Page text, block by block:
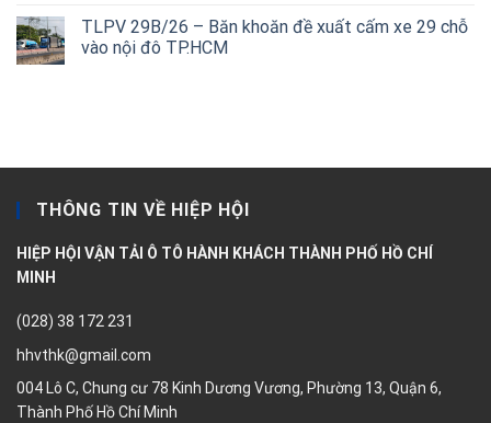
TLPV 29B/26 – Băn khoăn đề xuất cấm xe 29 chỗ
vào nội đô TP.HCM
THÔNG TIN VỀ HIỆP HỘI
HIỆP HỘI VẬN TẢI Ô TÔ HÀNH KHÁCH THÀNH PHỐ HỒ CHÍ
MINH
(028) 38 172 231
hhvthk@gmail.com
004 Lô C, Chung cư 78 Kinh Dương Vương, Phường 13, Quận 6,
Thành Phố Hồ Chí Minh